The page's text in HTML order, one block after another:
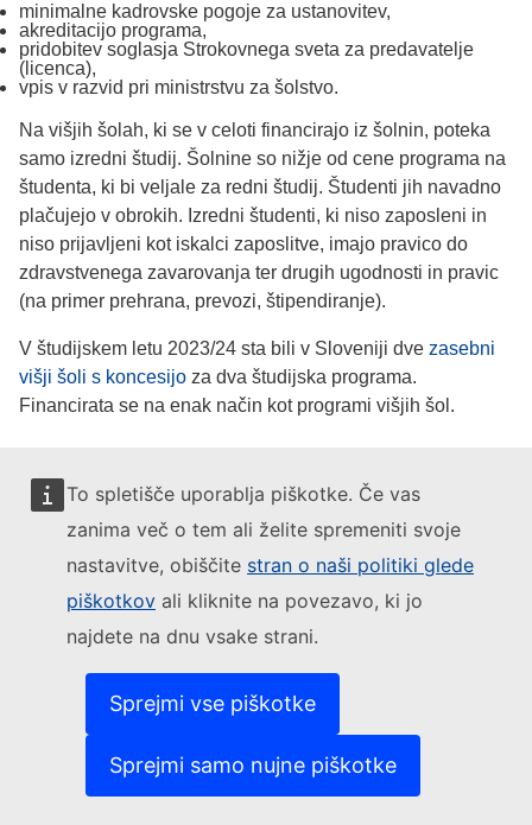
To spletišče uporablja piškotke. Če vas
zanima več o tem ali želite spremeniti svoje
nastavitve, obiščite stran o naši politiki glede
piškotkov ali kliknite na povezavo, ki jo
najdete na dnu vsake strani.
Sprejmi vse piškotke
Sprejmi samo nujne piškotke
minimalne kadrovske pogoje za ustanovitev, ­
akreditacijo programa, ­
pridobitev soglasja Strokovnega sveta za predavatelje
(licenca), ­
vpis v razvid pri ministrstvu za šolstvo.
Na višjih šolah, ki se v celoti financirajo iz šolnin, poteka
samo izredni študij. Šolnine so nižje od cene programa na
študenta, ki bi veljale za redni študij. Študenti jih navadno
plačujejo v obrokih. Izredni študenti, ki niso zaposleni in
niso prijavljeni kot iskalci zaposlitve, imajo pravico do
zdravstvenega zavarovanja ter drugih ugodnosti in pravic
(na primer prehrana, prevozi, štipendiranje).
V študijskem letu 2023/24 sta bili v Sloveniji dve zasebni
višji šoli s koncesijo za dva študijska programa.
Financirata se na enak način kot programi višjih šol.
Zasebno visokošolsko
izobraževanje
Od uvedbe Zakona o visokem šolstvu leta 1993
visokošolske študijske programe lahko izvajajo tudi
in delovanje veljajo vsa določila iz Zakona o visokem
šolstvu. Študijski programi morajo biti akreditirani, na enak
način kot v javnih visokošolskih institucijah poteka
notranja in zunanja evalvacija, enaka pravila veljajo tudi
za študente in učitelje. Od javnih visokošolskih zavodov se
razlikujejo le po financiranju. Zasebnim visokošolskim